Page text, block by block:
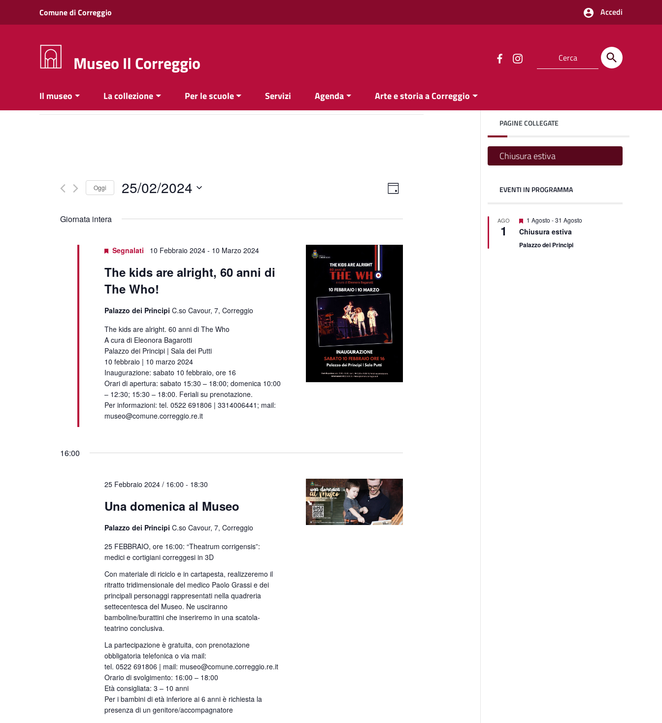
Vai ai contenuti
Vai al menu di navigazione
Comune di Correggio Accedi
Museo Il Correggio
Il museo La collezione Per le scuole Servizi Agenda Arte e storia a Correggio
Viste
Evento
Viste
Giorno
Oggi 25/02/2024
la
Giornata intera
Segnalati 10 Febbraio 2024 - 10 Marzo 2024
The kids are alright, 60 anni di
The Who!
Palazzo dei Principi C.so Cavour, 7, Correggio
The kids are alright. 60 anni di The Who
A cura di Eleonora Bagarotti
Palazzo dei Principi | Sala dei Putti
10 febbraio | 10 marzo 2024
Inaugurazione: sabato 10 febbraio, ore 16
Orari di apertura: sabato 15:30 – 18:00; domenica 10:00
– 12:30; 15:30 – 18:00. Feriali su prenotazione.
Per informazioni: tel. 0522 691806 | 3314006441; mail:
museo@comune.correggio.re.it
16:00
25 Febbraio 2024 / 16:00 - 18:30
Una domenica al Museo
Palazzo dei Principi C.so Cavour, 7, Correggio
25 FEBBRAIO, ore 16:00: “Theatrum corrigensis”:
medici e cortigiani correggesi in 3D
Con materiale di riciclo e in cartapesta, realizzeremo il
ritratto tridimensionale del medico Paolo Grassi e dei
principali personaggi rappresentati nella quadreria
settecentesca del Museo. Ne usciranno
bamboline/burattini che inseriremo in una scatola-
teatrino conclusiva.
La partecipazione è gratuita, con prenotazione
obbligatoria telefonica o via mail:
tel. 0522 691806 | mail: museo@comune.correggio.re.it
Orario di svolgimento: 16:00 – 18:00
Età consigliata: 3 – 10 anni
Per i bambini di età inferiore ai 6 anni è richiesta la
presenza di un genitore/accompagnatore
PAGINE COLLEGATE
Chiusura estiva
EVENTI IN PROGRAMMA
AGO
1
Segnalati
1 Agosto -31 Agosto
Chiusura estiva
Palazzo dei Principi